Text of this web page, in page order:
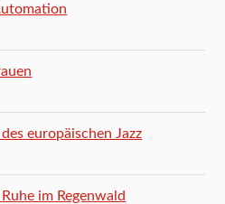
europäischen Jazz
im Regenwald